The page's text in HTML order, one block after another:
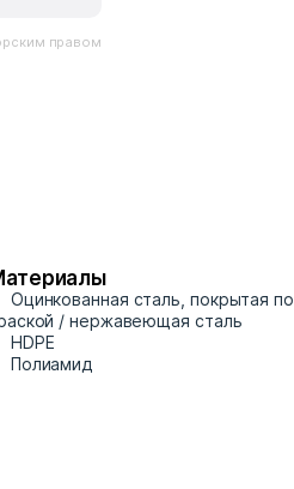
правом
Оцинкованная сталь, покрытая
/ нержавеющая сталь
HDPE
Полиамид